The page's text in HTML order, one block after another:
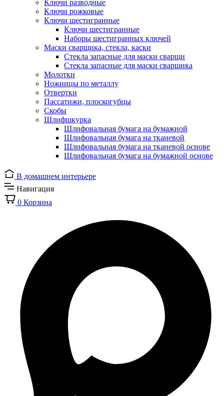
Ключи разводные
Ключи рожковые
Ключи шестигранные
Ключи шестигранные
Наборы шестигранных ключей
Маски сварщика, стекла, каски
Стекла запасные для маски сварщи
Стекла запасные для маски сварщика
Молотки
Ножницы по металлу
Отвертки
Пассатижи, плоскогубцы
Скобы
Шлифшкурка
Шлифовальная бумага на бумажной
Шлифовальная бумага на тканевой
Шлифовальная бумага на тканевой основе
Шлифовальная бумага на бумажной основе
В домашнем интерьере
Навигация
0 Корзина